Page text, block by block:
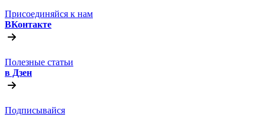
Присоединяйся к нам
ВКонтакте
Полезные статьи
в Дзен
Подписывайся